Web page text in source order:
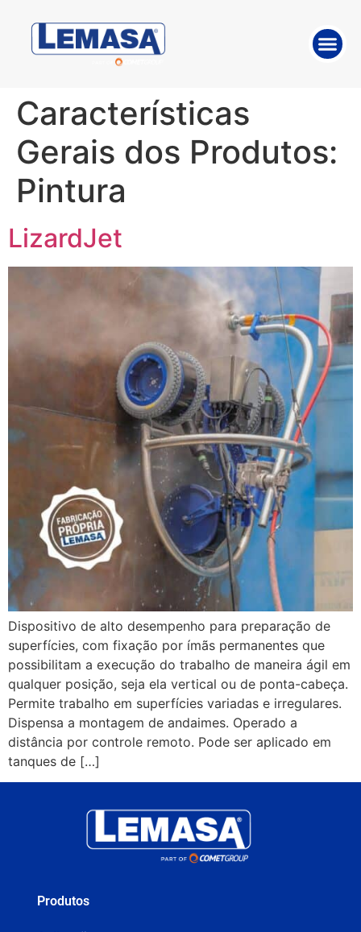
Características
Gerais dos Produtos:
Pintura
LizardJet
Dispositivo de alto desempenho para preparação de
superfícies, com fixação por ímãs permanentes que
possibilitam a execução do trabalho de maneira ágil em
qualquer posição, seja ela vertical ou de ponta-cabeça.
Permite trabalho em superfícies variadas e irregulares.
Dispensa a montagem de andaimes. Operado a
distância por controle remoto. Pode ser aplicado em
tanques de […]
Produtos